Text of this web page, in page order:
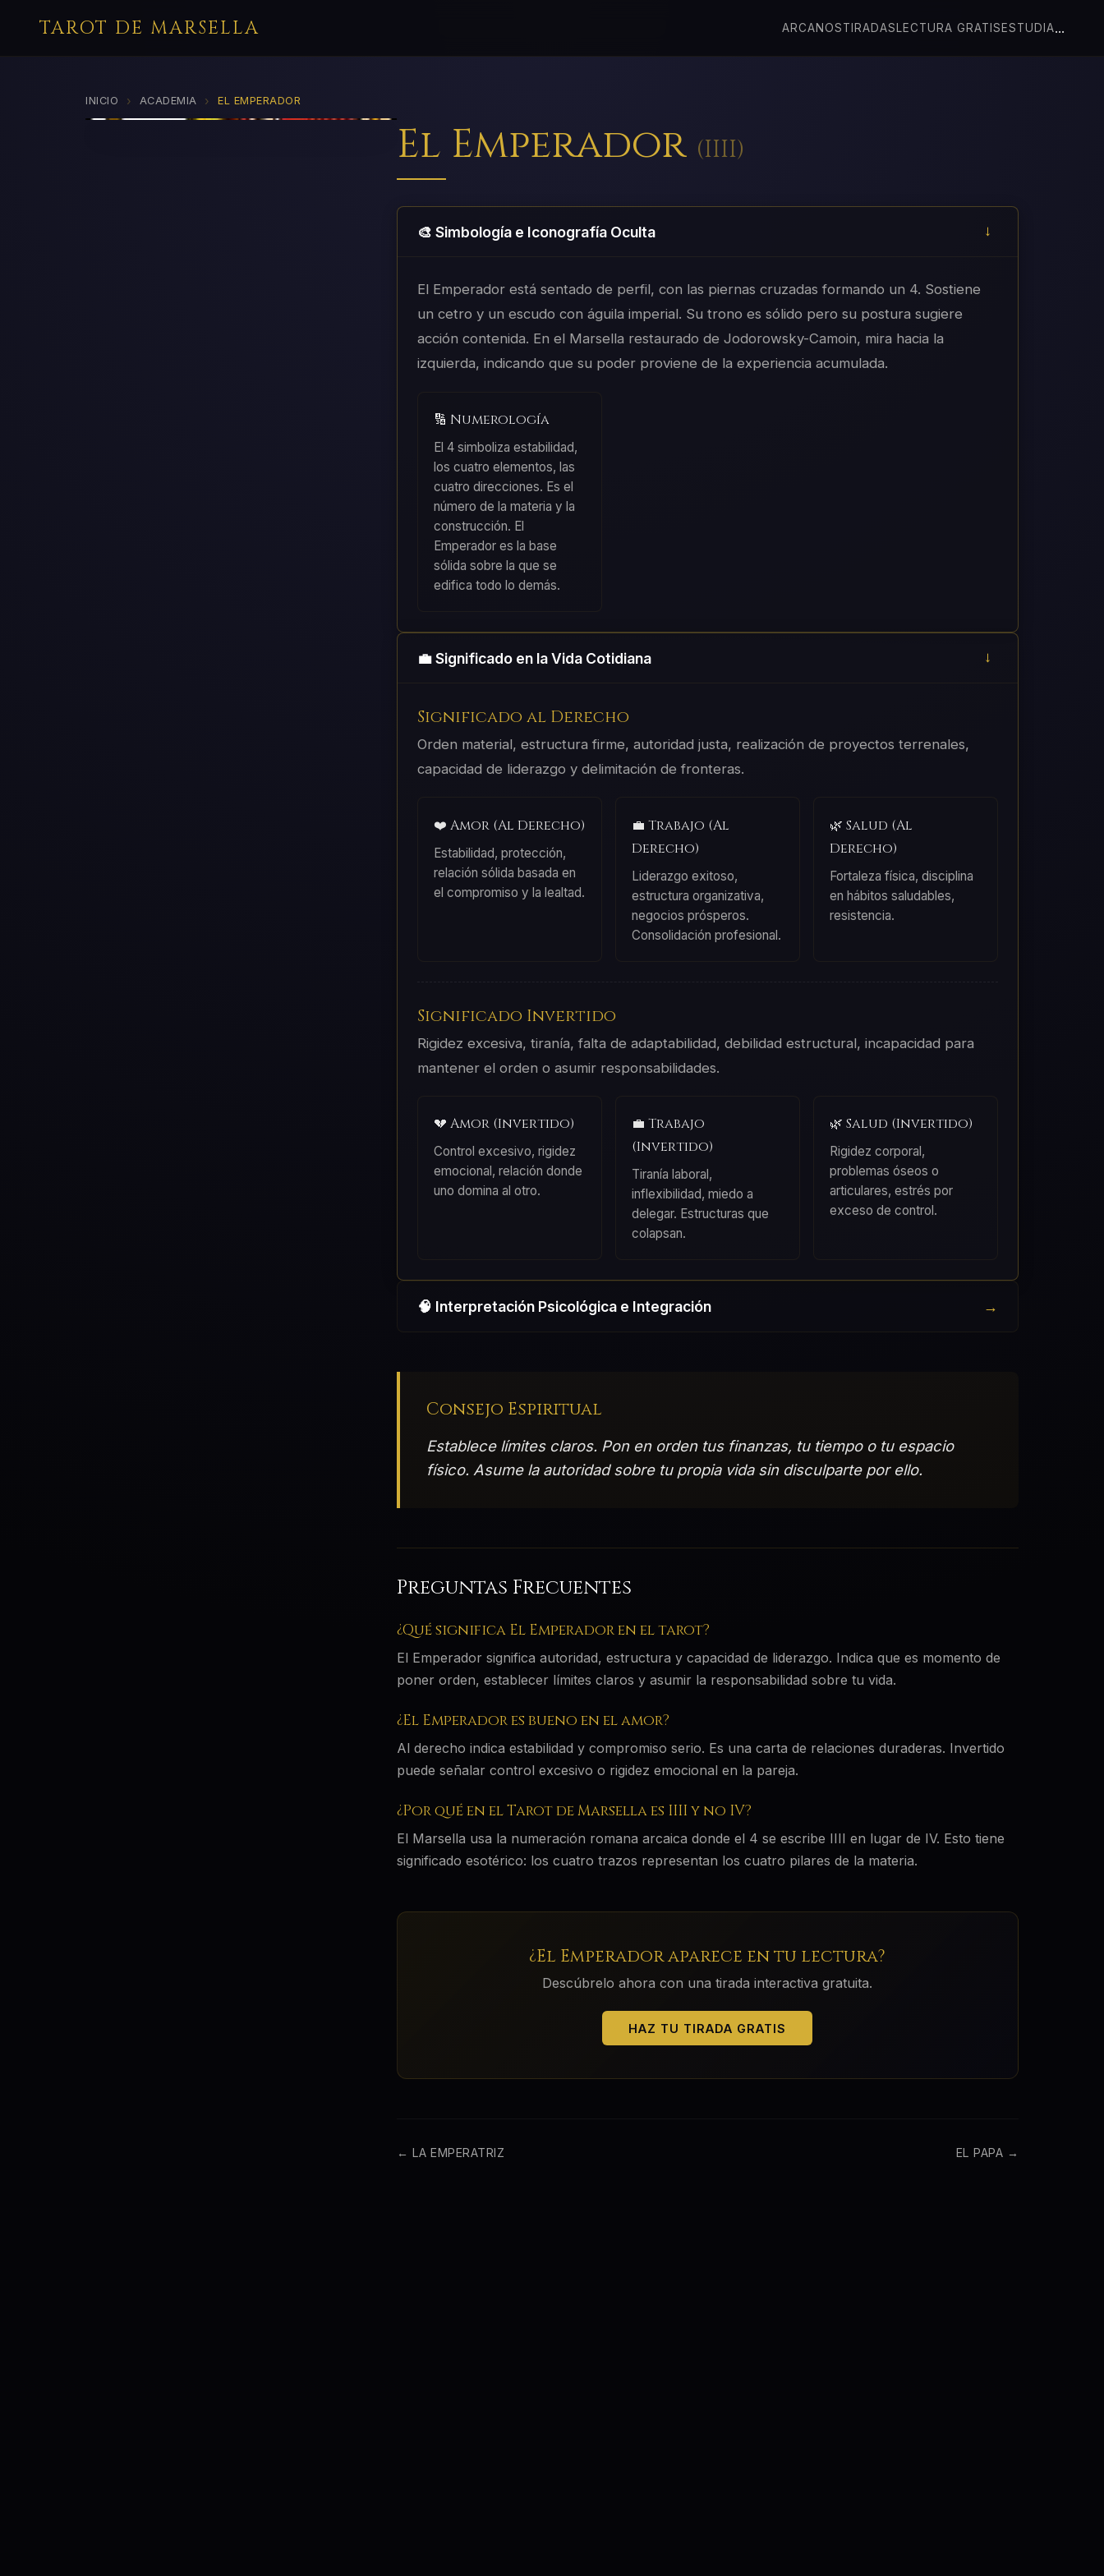
TAROT DE MARSELLA ARCANOSTIRADAS LECTURA GRATIS ESTUDIA...
INICIO › ACADEMIA › EL EMPERADOR
El Emperador (IIII)
🎨 Simbología e Iconografía Oculta
El Emperador está sentado de perfil, con las piernas cruzadas formando un 4. Sostiene
un cetro y un escudo con águila imperial. Su trono es sólido pero su postura sugiere
acción contenida. En el Marsella restaurado de Jodorowsky-Camoin, mira hacia la
izquierda, indicando que su poder proviene de la experiencia acumulada.
🔢 Numerología
El 4 simboliza estabilidad,
los cuatro elementos, las
cuatro direcciones. Es el
número de la materia y la
construcción. El
Emperador es la base
sólida sobre la que se
edifica todo lo demás.
💼 Significado en la Vida Cotidiana
Significado al Derecho
Orden material, estructura firme, autoridad justa, realización de proyectos terrenales,
capacidad de liderazgo y delimitación de fronteras.
❤️ Amor (Al Derecho)
Estabilidad, protección,
relación sólida basada en
el compromiso y la lealtad.
💼 Trabajo (Al
Derecho)
Liderazgo exitoso,
estructura organizativa,
negocios prósperos.
Consolidación profesional.
🌿 Salud (Al
Derecho)
Fortaleza física, disciplina
en hábitos saludables,
resistencia.
Significado Invertido
Rigidez excesiva, tiranía, falta de adaptabilidad, debilidad estructural, incapacidad para
mantener el orden o asumir responsabilidades.
💔 Amor (Invertido)
Control excesivo, rigidez
emocional, relación donde
uno domina al otro.
💼 Trabajo
(Invertido)
Tiranía laboral,
inflexibilidad, miedo a
delegar. Estructuras que
colapsan.
🌿 Salud (Invertido)
Rigidez corporal,
problemas óseos o
articulares, estrés por
exceso de control.
🧠 Interpretación Psicológica e Integración
Consejo Espiritual
Establece límites claros. Pon en orden tus finanzas, tu tiempo o tu espacio
físico. Asume la autoridad sobre tu propia vida sin disculparte por ello.
Preguntas Frecuentes
¿Qué significa El Emperador en el tarot?
El Emperador significa autoridad, estructura y capacidad de liderazgo. Indica que es momento de
poner orden, establecer límites claros y asumir la responsabilidad sobre tu vida.
¿El Emperador es bueno en el amor?
Al derecho indica estabilidad y compromiso serio. Es una carta de relaciones duraderas. Invertido
puede señalar control excesivo o rigidez emocional en la pareja.
¿Por qué en el Tarot de Marsella es IIII y no IV?
El Marsella usa la numeración romana arcaica donde el 4 se escribe IIII en lugar de IV. Esto tiene
significado esotérico: los cuatro trazos representan los cuatro pilares de la materia.
¿El Emperadoraparece en tu lectura?
Descúbrelo ahora con una tirada interactiva gratuita.
HAZ TU TIRADA GRATIS
← LA EMPERATRIZ EL PAPA →